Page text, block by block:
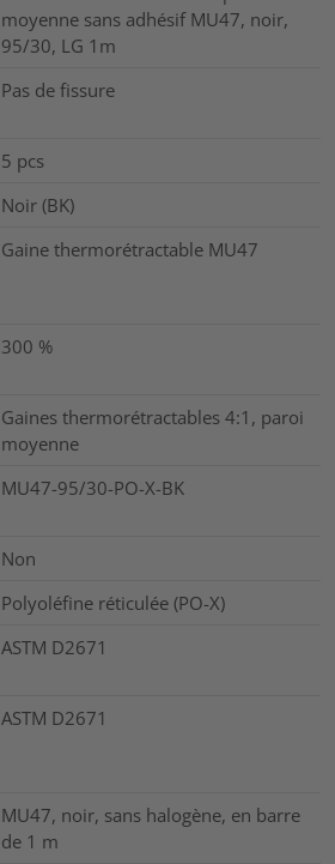
moyenne sans adhésif MU47, noir,
95/30, LG 1m
Pas de fissure
5 pcs
Noir (BK)
Gaine thermorétractable MU47
300 %
Gaines thermorétractables 4:1, paroi
moyenne
MU47-95/30-PO-X-BK
Non
Polyoléfine réticulée (PO-X)
ASTM D2671
ASTM D2671
MU47, noir, sans halogène, en barre
de 1 m